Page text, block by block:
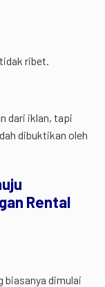
ribet.
dari iklan, tapi
dibuktikan oleh
Rental
biasanya dimulai